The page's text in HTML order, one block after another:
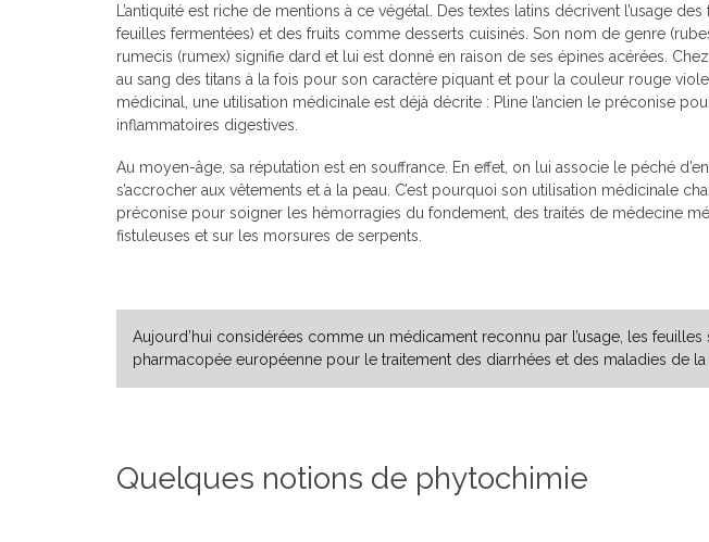
L’antiquité est riche de mentions à ce végétal. Des textes latins décrivent l’usage
feuilles fermentées) et des fruits comme desserts cuisinés. Son nom de genre
rumecis (rumex) signifie dard et lui est donné en raison de ses épines acérées.
au sang des titans à la fois pour son caractère piquant et pour la couleur rouge
médicinal, une utilisation médicinale est déjà décrite : Pline l’ancien le préconise
inflammatoires digestives.
Au moyen-âge, sa réputation est en souffrance. En effet, on lui associe le péché
s’accrocher aux vêtements et à la peau. C’est pourquoi son utilisation médicinale
préconise pour soigner les hémorragies du fondement, des traités de médecine
fistuleuses et sur les morsures de serpents.
Aujourd’hui considérées comme un médicament reconnu par l’usage, les
pharmacopée européenne pour le traitement des diarrhées et des maladies de la
Quelques notions de phytochimie